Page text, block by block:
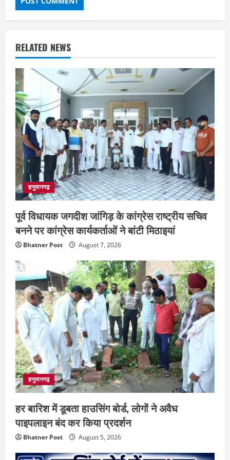
RELATED NEWS
हनुमानगढ़
पूर्व विधायक जगदीश जांगिड़ के कांग्रेस राष्ट्रीय सचिव
बनने पर कांग्रेस कार्यकर्ताओं ने बांटी मिठाइयां
Bhatner Post August 7, 2026
हनुमानगढ़
हर बारिश में डूबता हाउसिंग बोर्ड, लोगों ने अवैध
पाइपलाइन बंद कर किया प्रदर्शन
Bhatner Post August 5, 2026